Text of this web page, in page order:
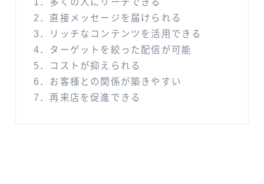
1．多くの人にリーチできる
2．直接メッセージを届けられる
3．リッチなコンテンツを活用できる
4．ターゲットを絞った配信が可能
5．コストが抑えられる
6．お客様との関係が築きやすい
7．再来店を促進できる